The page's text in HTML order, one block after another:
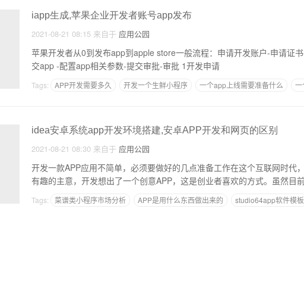
iapp生成,苹果企业开发者账号app发布
2021-08-21 08:15 来自于 应用公园
苹果开发者从0到发布app到apple store一般流程：申请开发账户-申请证书-申请id -生成配置文件-配置xcode -提
交app -配置app相关参数-提交审批-审批 1开发申请
Tags: APP开发需要多久 开发一个生鲜小程序 一个app上线需要准备什么
一
idea安卓系统app开发环境搭建,安卓APP开发和网页的区别
2021-08-21 08:30 来自于 应用公园
开发一款APP应用不简单，必须要做好的几点准备工作在这个互联网时代
有趣的主意，开发想出了一个创意APP，这是创业者喜欢的方式。虽然目
Tags: 菜谱类小程序市场分析 APP是用什么东西做出来的 studio64app软件模板